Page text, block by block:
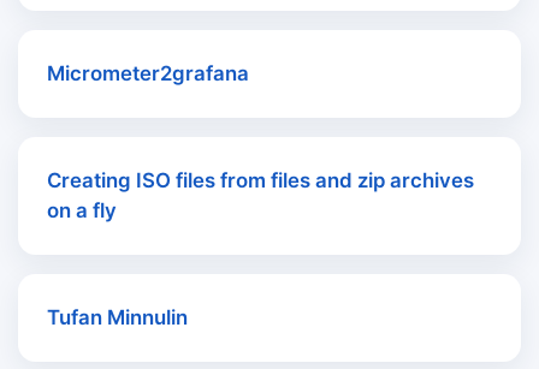
Micrometer2grafana
Creating ISO files from files and zip archives
on a fly
Tufan Minnulin